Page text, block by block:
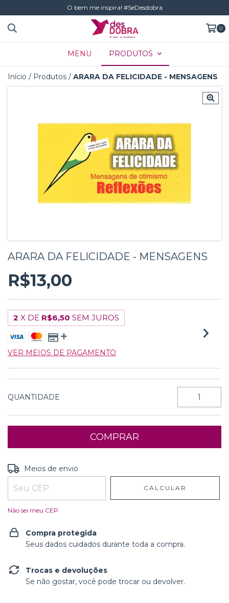
O bem me inspira! #SeDesdobra
0
MENU PRODUTOS
Início / Produtos / ARARA DA FELICIDADE - MENSAGENS
ARARA DA FELICIDADE - MENSAGENS
R$13,00
2 X DE R$6,50 SEM JUROS
VER MEIOS DE PAGAMENTO
QUANTIDADE
Entregas para o CEP:
Meios de envio
CALCULAR
Não sei meu CEP
Compra protegida
Seus dados cuidados durante toda a compra.
Trocas e devoluções
Se não gostar, você pode trocar ou devolver.